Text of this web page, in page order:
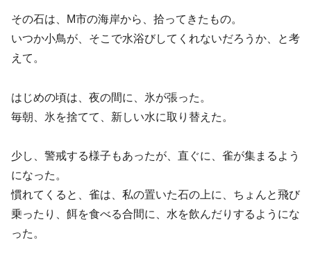
その石は、M市の海岸から、拾ってきたもの。
いつか小鳥が、そこで水浴びしてくれないだろうか、と考
えて。
はじめの頃は、夜の間に、氷が張った。
毎朝、氷を捨てて、新しい水に取り替えた。
少し、警戒する様子もあったが、直ぐに、雀が集まるよう
になった。
慣れてくると、雀は、私の置いた石の上に、ちょんと飛び
乗ったり、餌を食べる合間に、水を飲んだりするようにな
った。